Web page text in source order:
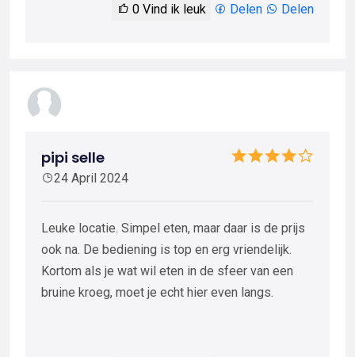
0 Vind ik leuk Delen Delen
pipi selle
24 April 2024
Leuke locatie. Simpel eten, maar daar is de prijs
ook na. De bediening is top en erg vriendelijk.
Kortom als je wat wil eten in de sfeer van een
bruine kroeg, moet je echt hier even langs.